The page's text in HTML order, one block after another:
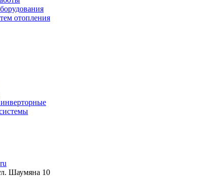
отопления
Шаумяна 10